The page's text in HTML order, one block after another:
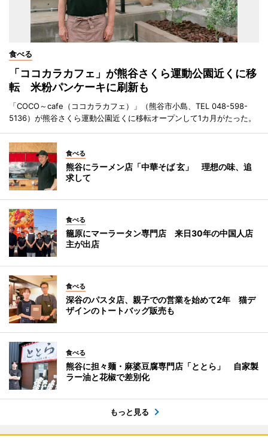
食べる
「ココカラカフェ」が熊谷さくら運動公園近くに移
転 米粉パンケーキに刷新も
「COCO～cafe（ココカラカフェ）」（熊谷市小島、TEL 048-598-
5136）が熊谷さくら運動公園近くに移転オープンして1カ月がたった。
食べる
熊谷にラーメン店「中華そば 玄」 理想の味、追
求して
食べる
籠原にマーラータン専門店 来日30年の中国人店
主が出店
食べる
深谷のパスタ店、親子での営業を始めて2年 猫デ
ザインのトートバッグ販売も
食べる
熊谷に担々麺・麻婆豆腐専門店「ととら」 自家製
ラー油と花椒で差別化
もっと見る